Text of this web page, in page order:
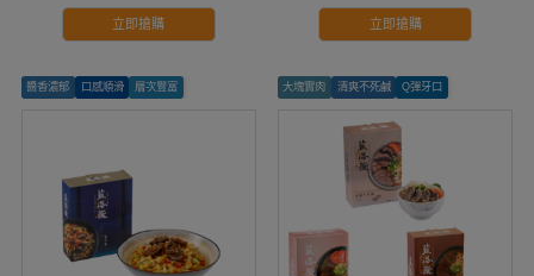
立即搶購 立即搶購
醬香濃郁 口感順滑 層次豐富 大塊實肉 清爽不死鹹 Q彈牙口